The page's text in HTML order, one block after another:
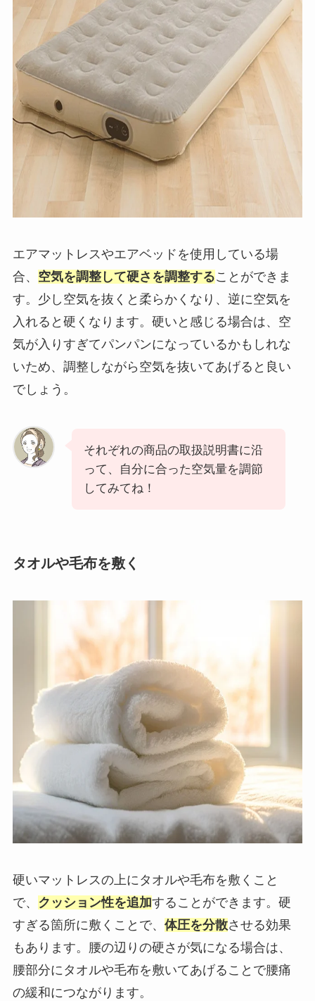
エアマットレスやエアベッドを使用している場
合、 空気を調整して硬さを調整することができま
す。少し空気を抜くと柔らかくなり、逆に空気を
入れると硬くなります。硬いと感じる場合は、空
気が入りすぎてパンパンになっているかもしれな
いため、調整しながら空気を抜いてあげると良い
でしょう。
それぞれの商品の取扱説明書に沿
って、自分に合った空気量を調節
してみてね！
タオルや毛布を敷く
硬いマットレスの上にタオルや毛布を敷くこと
で、 クッション性を追加することができます。硬
すぎる箇所に敷くことで、 体圧を分散させる効果
もあります。腰の辺りの硬さが気になる場合は、
腰部分にタオルや毛布を敷いてあげることで腰痛
の緩和につながります。